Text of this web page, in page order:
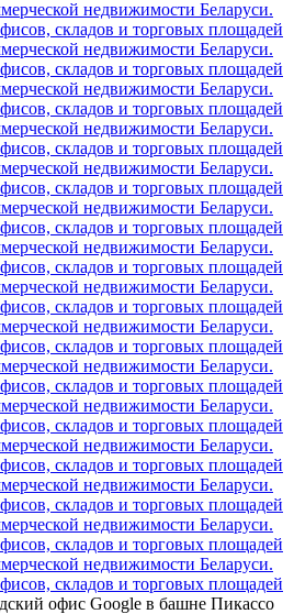
недвижимости Беларуси.
складов и торговых площадей
недвижимости Беларуси.
складов и торговых площадей
недвижимости Беларуси.
складов и торговых площадей
недвижимости Беларуси.
складов и торговых площадей
недвижимости Беларуси.
складов и торговых площадей
недвижимости Беларуси.
складов и торговых площадей
недвижимости Беларуси.
складов и торговых площадей
недвижимости Беларуси.
складов и торговых площадей
недвижимости Беларуси.
складов и торговых площадей
недвижимости Беларуси.
складов и торговых площадей
недвижимости Беларуси.
складов и торговых площадей
недвижимости Беларуси.
складов и торговых площадей
недвижимости Беларуси.
складов и торговых площадей
недвижимости Беларуси.
складов и торговых площадей
недвижимости Беларуси.
складов и торговых площадей
офис Google в башне Пикассо